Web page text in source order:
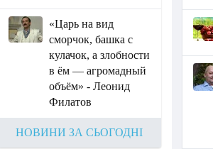
«Царь на вид
сморчок, башка с
кулачок, а злобности
в ём — агромадный
объём» - Леонид
Филатов
НОВИНИ ЗА СЬОГОДНІ